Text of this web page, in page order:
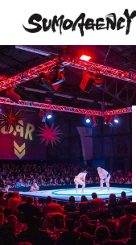
HOME
所属タレント
出演情報
YouTube